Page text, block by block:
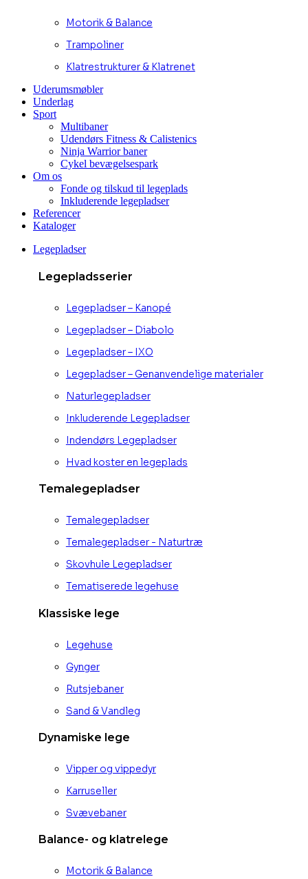
Motorik & Balance
Trampoliner
Klatrestrukturer & Klatrenet
Uderumsmøbler
Underlag
Sport
Multibaner
Udendørs Fitness & Calistenics
Ninja Warrior baner
Cykel bevægelsespark
Om os
Fonde og tilskud til legeplads
Inkluderende legepladser
Referencer
Kataloger
Legepladser
Legepladsserier
Legepladser – Kanopé
Legepladser – Diabolo
Legepladser – IXO
Legepladser – Genanvendelige materialer
Naturlegepladser
Inkluderende Legepladser
Indendørs Legepladser
Hvad koster en legeplads
Temalegepladser
Temalegepladser
Temalegepladser - Naturtræ
Skovhule Legepladser
Tematiserede legehuse
Klassiske lege
Legehuse
Gynger
Rutsjebaner
Sand & Vandleg
Dynamiske lege
Vipper og vippedyr
Karruseller
Svævebaner
Balance- og klatrelege
Motorik & Balance